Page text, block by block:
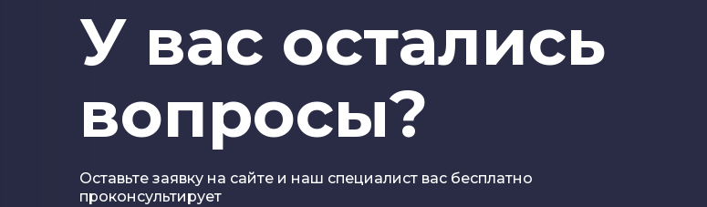
У вас остались
вопросы?
Оставьте заявку на сайте и наш специалист вас бесплатно
проконсультирует